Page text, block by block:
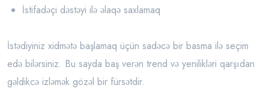
İstifadəçi dəstəyi ilə əlaqə saxlamaq
İstədiyiniz xidmətə başlamaq üçün sadəcə bir basma ilə seçim
edə bilərsiniz. Bu sayda baş verən trend və yenilikləri qarşıdan
gəldikcə izləmək gözəl bir fürsətdir.